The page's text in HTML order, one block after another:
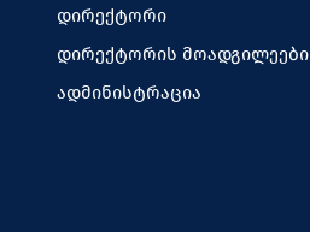
დირექტორი
დირექტორის მოადგილეები
ადმინისტრაცია